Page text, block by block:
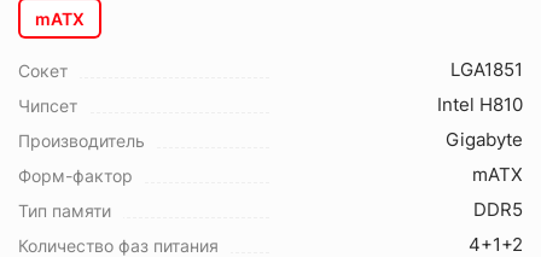
mATX
Сокет LGA1851
Чипсет Intel H810
Производитель Gigabyte
Форм-фактор mATX
Тип памяти DDR5
Количество фаз питания 4+1+2